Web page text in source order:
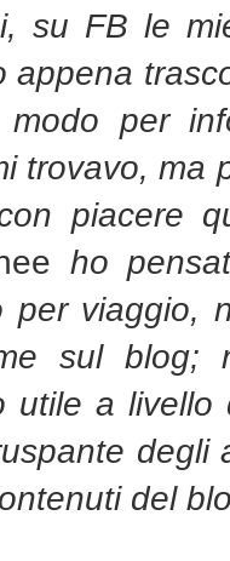
su FB le
appena
per
trovavo, ma
piacere
ho
per viaggio,
sul
utile a livello
degli
del